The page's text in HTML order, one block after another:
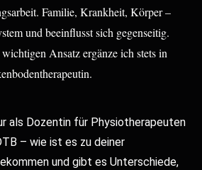
Familie, Krankheit, Körper –
und beeinflusst sich gegenseitig.
Ansatz ergänze ich stets in
als Dozentin für Physiotherapeuten
– wie ist es zu deiner
und gibt es Unterschiede,